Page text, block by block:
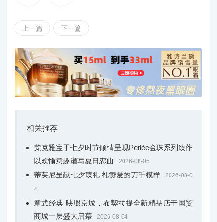
一缕温暖与丰收的力量。橱窗后的展示柜远看如同精致、
典雅的画框，其中珠宝闪烁着熠熠光芒，将CHAUMET的
艺术之美与风雅型格永恒镌刻。
随着摇曳的麦穗步入店内，暗金色边框的吊灯颇具新
中式风格，赋予整体优雅的柔和感，雅兴与诗情无处不
蓝巧妙结合，整体氛围尊贵舒适，现代摩登。
上一篇 下一篇
相关推荐
梵克雅宝于七夕时节倾情呈现Perlée金珠系列臻作
以欢愉意趣谱写夏日恋曲
2026-08-05
蒂芙尼呈献七夕臻礼 礼赞爱的万千模样 2026-08-0
4
意式经典 映照京城，布契拉提全新精品店于国贸
商城一层盛大启幕
2026-08-04